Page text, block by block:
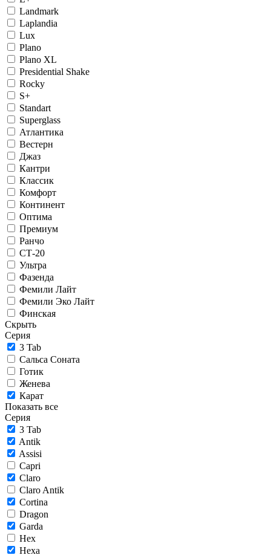
Landmark
Laplandia
Lux
Plano
Plano XL
Presidential Shake
Rocky
S+
Standart
Superglass
Атлантика
Вестерн
Джаз
Кантри
Классик
Комфорт
Континент
Оптима
Премиум
Ранчо
СТ-20
Ультра
Фазенда
Фемили Лайт
Фемили Эко Лайт
Финская
Скрыть
Серия
3 Tab
Сальса Соната
Готик
Женева
Карат
Показать все
Серия
3 Tab
Antik
Assisi
Capri
Claro
Claro Antik
Cortina
Dragon
Garda
Hex
Hexa